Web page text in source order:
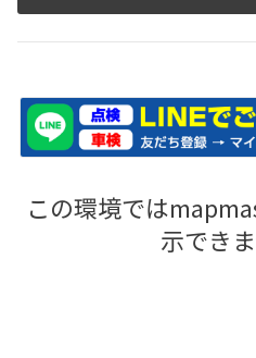
この環境では
示できま